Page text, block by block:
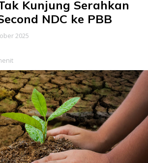
Kunjung Serahkan
NDC ke PBB
2025